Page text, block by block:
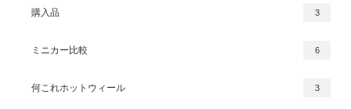
購入品 3
ミニカー比較 6
何これホットウィール 3